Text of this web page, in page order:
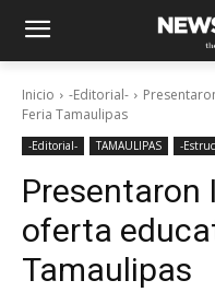
Inicio -Editorial-
Feria Tamaulipas
-Editorial- TAMAULIPAS -
Presentaron
oferta
Tamaulipas